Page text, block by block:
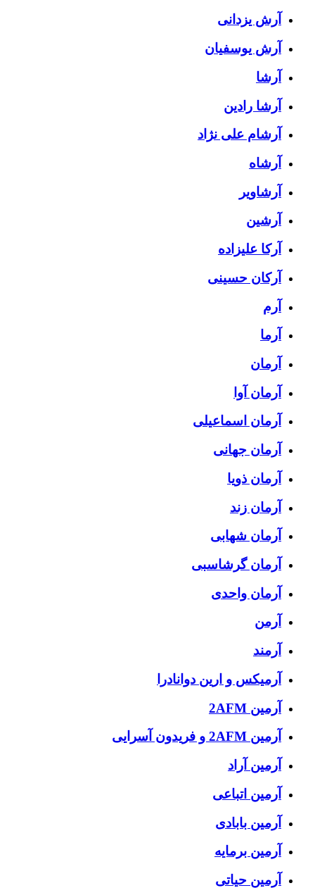
آرش یزدانی
آرش یوسفیان
آرشا
آرشا رادین
آرشام علی نژاد
آرشاه
آرشاویر
آرشین
آرکا علیزاده
آرکان حسینی
آرم
آرما
آرمان
آرمان آوا
آرمان اسماعیلی
آرمان جهانی
آرمان ذویا
آرمان زند
آرمان شهابی
آرمان گرشاسبی
آرمان واحدی
آرمن
آرمند
آرمیکس و ارین دوانادرا
آرمین 2AFM
آرمین 2AFM و فریدون آسرایی
آرمین آراد
آرمین اتباعی
آرمین بابادی
آرمین برمایه
آرمین حیاتی